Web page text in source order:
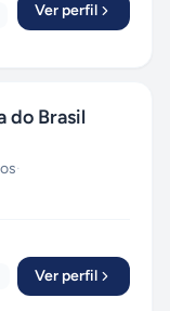
Ver perfil
do Brasil
·
Ver perfil